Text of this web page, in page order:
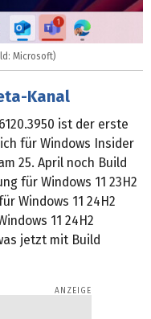
Microsoft)
Kanal
ist der erste
für Windows Insider
25. April noch Build
für Windows 11 23H2
Windows 11 24H2
11 24H2
jetzt mit Build